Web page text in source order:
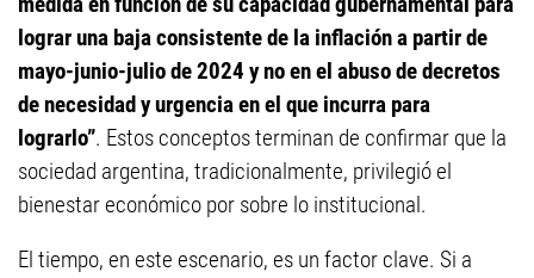
lograr una baja consistente de la inflación a partir de
mayo-junio-julio de 2024 y no en el abuso de decretos
de necesidad y urgencia en el que incurra para
lograrlo”. Estos conceptos terminan de confirmar que la
sociedad argentina, tradicionalmente, privilegió el
bienestar económico por sobre lo institucional.
El tiempo, en este escenario, es un factor clave. Si a